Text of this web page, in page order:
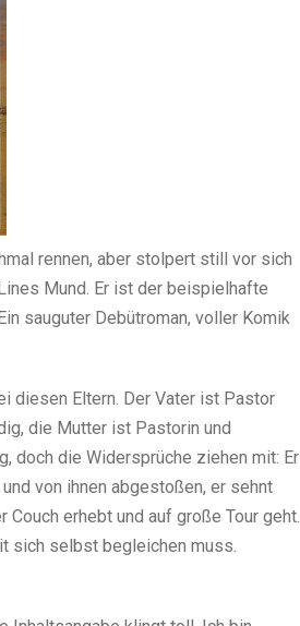
rennen, aber stolpert still vor sich
Mund. Er ist der beispielhafte
sauguter Debütroman, voller Komik
diesen Eltern. Der Vater ist Pastor
die Mutter ist Pastorin und
doch die Widersprüche ziehen mit: Er
von ihnen abgestoßen, er sehnt
erhebt und auf große Tour geht.
sich selbst begleichen muss.